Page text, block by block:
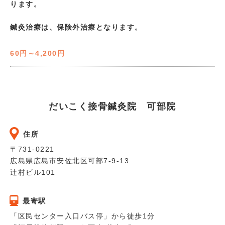
ります。
鍼灸治療は、保険外治療となります。
60円～4,200円
だいこく接骨鍼灸院 可部院
住所
〒731-0221
広島県広島市安佐北区可部7-9-13
辻村ビル101
最寄駅
「区民センター入口バス停」から徒歩1分